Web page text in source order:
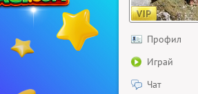
Профил
Играй
Чат